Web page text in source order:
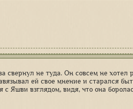
свернул не туда. Он совсем не хотел
ей свое мнение и старался
Яшви взглядом, видя, что она